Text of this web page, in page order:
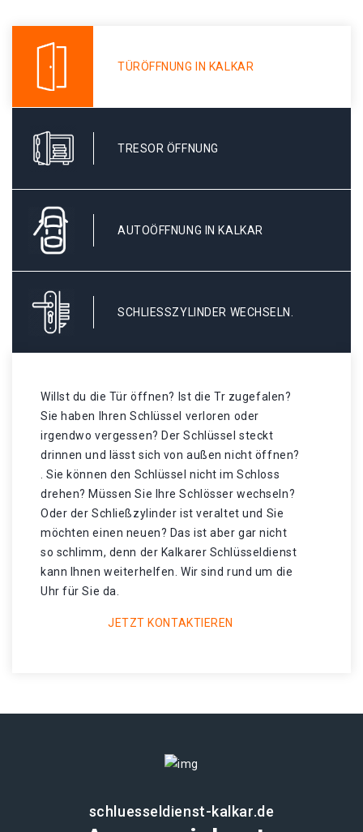
TÜRÖFFNUNG IN KALKAR
TRESOR ÖFFNUNG
AUTOÖFFNUNG IN KALKAR
SCHLIESSZYLINDER WECHSELN.
Willst du die Tür öffnen? Ist die Tr zugefalen?
Sie haben Ihren Schlüssel verloren oder
irgendwo vergessen? Der Schlüssel steckt
drinnen und lässt sich von außen nicht öffnen?
. Sie können den Schlüssel nicht im Schloss
drehen? Müssen Sie Ihre Schlösser wechseln?
Oder der Schließzylinder ist veraltet und Sie
möchten einen neuen? Das ist aber gar nicht
so schlimm, denn der Kalkarer Schlüsseldienst
kann Ihnen weiterhelfen. Wir sind rund um die
Uhr für Sie da.
JETZT KONTAKTIEREN
schluesseldienst-kalkar.de